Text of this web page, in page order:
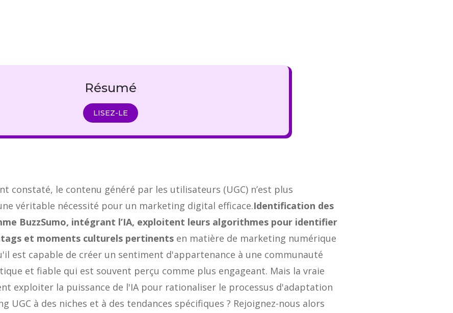
Résumé
LISEZ-LE
constaté, le contenu généré par les utilisateurs (UGC) n’est plus
véritable nécessité pour un marketing digital efficace.Identification des
BuzzSumo, intégrant l’IA, exploitent leurs algorithmes pour identifier
et moments culturels pertinents en matière de marketing numérique
est capable de créer un sentiment d'appartenance à une communauté
et fiable qui est souvent perçu comme plus engageant. Mais la vraie
exploiter la puissance de l'IA pour rationaliser le processus d'adaptation
UGC à des niches et à des tendances spécifiques ? Rejoignez-nous alors